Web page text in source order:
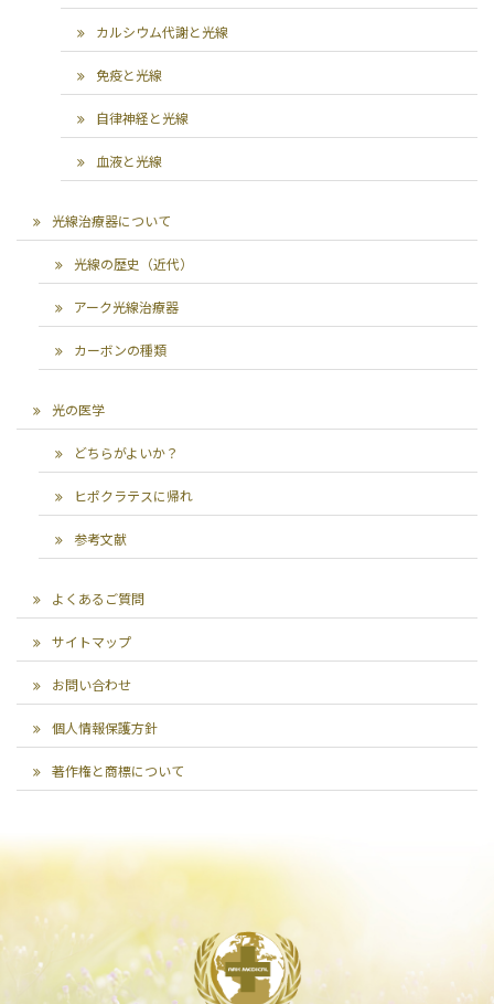
カルシウム代謝と光線
免疫と光線
自律神経と光線
血液と光線
光線治療器について
光線の歴史（近代）
アーク光線治療器
カーボンの種類
光の医学
どちらがよいか？
ヒポクラテスに帰れ
参考文献
よくあるご質問
サイトマップ
お問い合わせ
個人情報保護方針
著作権と商標について